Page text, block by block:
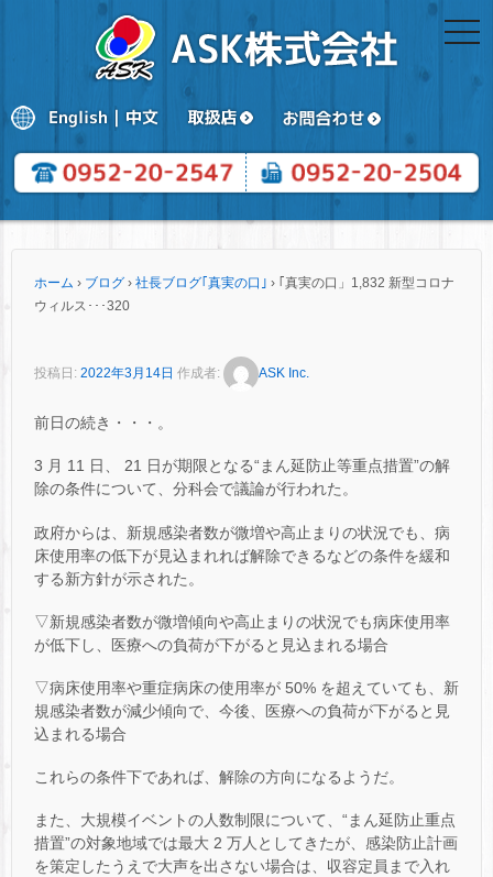
ホーム › ブログ › 社長ブログ｢真実の口｣ › ｢真実の口」1,832 新型コロナ
ウィルス･･･320
投稿日: 2022年3月14日 作成者: ASK Inc.
前日の続き・・・。
3 月 11 日、 21 日が期限となる“まん延防止等重点措置”の解
除の条件について、分科会で議論が行われた。
政府からは、新規感染者数が微増や高止まりの状況でも、病
床使用率の低下が見込まれれば解除できるなどの条件を緩和
する新方針が示された。
▽新規感染者数が微増傾向や高止まりの状況でも病床使用率
が低下し、医療への負荷が下がると見込まれる場合
▽病床使用率や重症病床の使用率が 50% を超えていても、新
規感染者数が減少傾向で、今後、医療への負荷が下がると見
込まれる場合
これらの条件下であれば、解除の方向になるようだ。
また、大規模イベントの人数制限について、“まん延防止重点
措置”の対象地域では最大 2 万人としてきたが、感染防止計画
を策定したうえで大声を出さない場合は、収容定員まで入れ